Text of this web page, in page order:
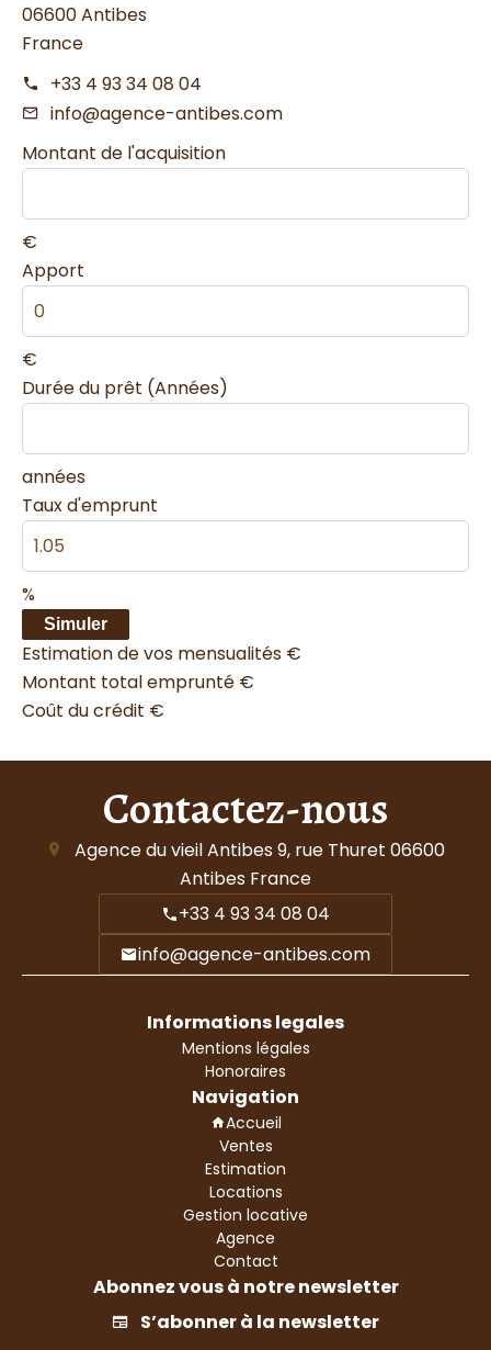
06600 Antibes
France
+33 4 93 34 08 04
info@agence-antibes.com
Montant de l'acquisition
€
Apport
€
Durée du prêt (Années)
années
Taux d'emprunt
%
Simuler
Estimation de vos mensualités €
Montant total emprunté €
Coût du crédit €
Contactez-nous
Agence du vieil Antibes 9, rue Thuret 06600
Antibes France
+33 4 93 34 08 04
info@agence-antibes.com
Informations legales
Mentions légales
Honoraires
Navigation
Accueil
Ventes
Estimation
Locations
Gestion locative
Agence
Contact
Abonnez vous à notre newsletter
S’abonner à la newsletter